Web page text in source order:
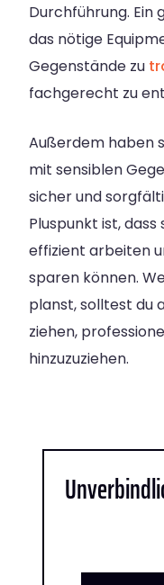
Durchführung. Ein
das nötige
Gegenstände zu
fachgerecht zu
Außerdem haben
mit sensiblen
sicher und
Pluspunkt ist, dass
effizient arbeiten
sparen können.
planst, solltest du
ziehen,
hinzuzuziehen.